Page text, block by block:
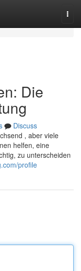
Die
Discuss
, aber viele
helfen, eine
zu unterscheiden
profile